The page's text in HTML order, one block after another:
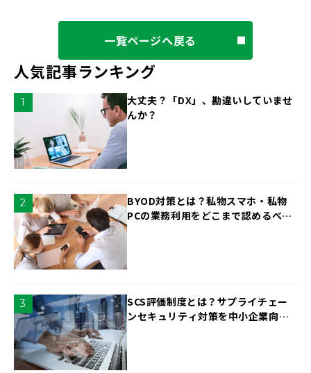
一覧ページへ戻る
人気記事ランキング
大丈夫？「DX」、勘違いしていませ
んか？
BYOD対策とは？私物スマホ・私物
PCの業務利用をどこまで認めるべき
SCS評価制度とは？サプライチェー
ンセキュリティ対策を中小企業向け